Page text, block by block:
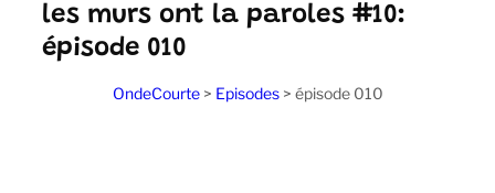
les murs ont la paroles #10:
épisode 010
OndeCourte> Episodes> épisode 010